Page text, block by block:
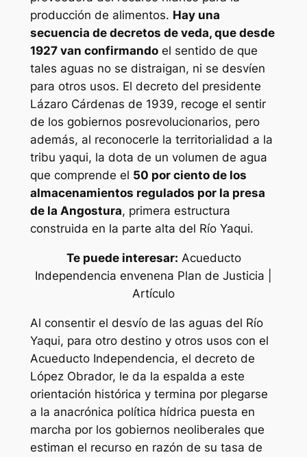
producción de alimentos. Hay una
secuencia de decretos de veda, que desde
1927 van confirmandoel sentido de que
tales aguas no se distraigan, ni se desvíen
para otros usos. El decreto del presidente
Lázaro Cárdenas de 1939, recoge el sentir
de los gobiernos posrevolucionarios, pero
además, al reconocerle la territorialidad a la
tribu yaqui, la dota de un volumen de agua
que comprende el 50 por ciento de los
almacenamientos regulados por la presa
de la Angostura, primera estructura
construida en la parte alta del Río Yaqui.
Te puede interesar: Acueducto
Independencia envenena Plan de Justicia |
Artículo
Al consentir el desvío de las aguas del Río
Yaqui, para otro destino y otros usos con el
Acueducto Independencia, el decreto de
López Obrador, le da la espalda a este
orientación histórica y termina por plegarse
a la anacrónica política hídrica puesta en
marcha por los gobiernos neoliberales que
estiman el recurso en razón de su tasa de